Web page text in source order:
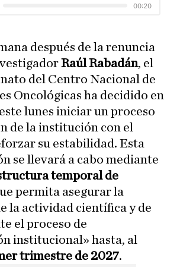
después de la renuncia
Raúl Rabadán, el
del Centro Nacional de
Oncológicas ha decidido en
lunes iniciar un proceso
de la institución con el
su estabilidad. Esta
se llevará a cabo mediante
temporal de
permita asegurar la
la actividad científica y de
el proceso de
institucional» hasta, al
trimestre de 2027.